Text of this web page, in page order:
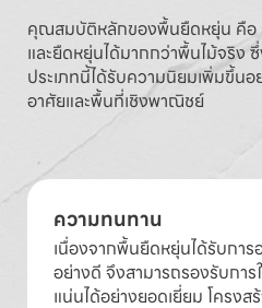
คุณสมบัติหลักของพื้นยืดหยุ่น คือ
และยืดหยุ่นได้มากกว่าพื้นไม้จริง
ประเภทนี้ได้รับความนิยมเพิ่มขึ้น
อาศัยและพื้นที่เชิงพาณิชย์
ความทนทาน
เนื่องจากพื้นยืดหยุ่นได้รับกา
อย่างดี จึงสามารถรองรับกา
แน่นได้อย่างยอดเยี่ยม โครงส